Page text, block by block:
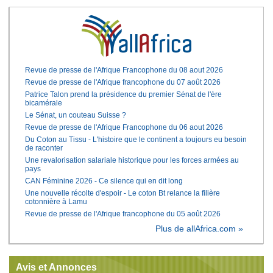
Revue de presse de l'Afrique Francophone du 08 aout 2026
Revue de presse de l'Afrique francophone du 07 août 2026
Patrice Talon prend la présidence du premier Sénat de l'ère
bicamérale
Le Sénat, un couteau Suisse ?
Revue de presse de l'Afrique Francophone du 06 aout 2026
Du Coton au Tissu - L'histoire que le continent a toujours eu besoin
de raconter
Une revalorisation salariale historique pour les forces armées au
pays
CAN Féminine 2026 - Ce silence qui en dit long
Une nouvelle récolte d'espoir - Le coton Bt relance la filière
cotonnière à Lamu
Revue de presse de l'Afrique francophone du 05 août 2026
Plus de allAfrica.com »
Avis et Annonces